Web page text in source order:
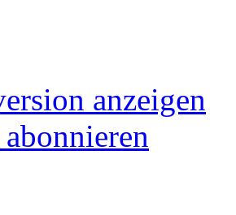
anzeigen